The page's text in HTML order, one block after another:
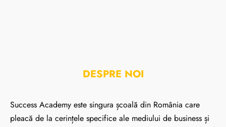
DESPRE NOI
Success Academy este singura școală din România care
pleacă de la cerințele specifice ale mediului de business și